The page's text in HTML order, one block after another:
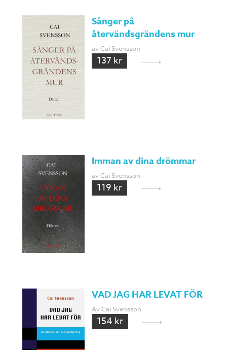
Sånger på
återvändsgrändens mur
av Cai Svensson
137 kr
Imman av dina drömmar
av Cai Svensson
119 kr
VAD JAG HAR LEVAT FÖR
Av Cai Svensson
154 kr